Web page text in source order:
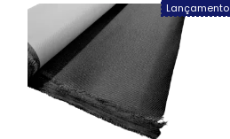
Lançamento